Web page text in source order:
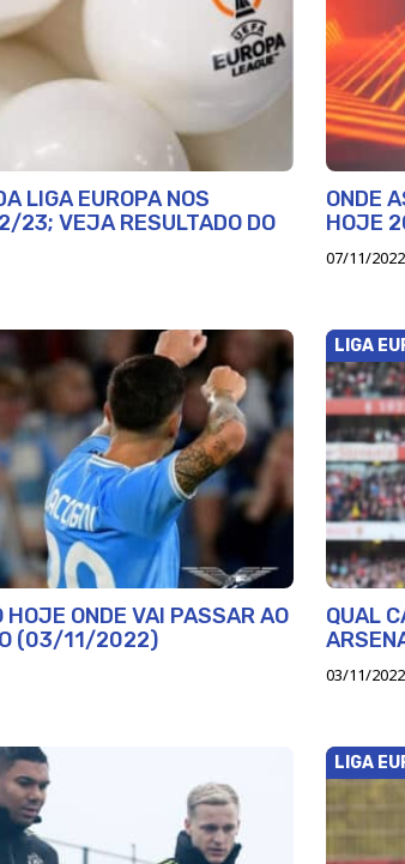
LIGA EUROPA NOS
23; VEJA RESULTADO DO
ONDE
HOJE
07/11/
HOJE ONDE VAI PASSAR AO
(03/11/2022)
LIGA
QUAL
03/11/
LIGA